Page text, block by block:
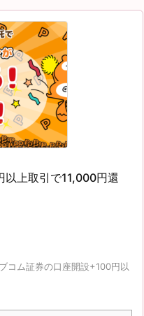
以上取引で11,000円還
コム証券の口座開設+100円以